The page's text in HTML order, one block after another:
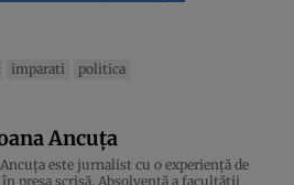
imparati politica
Ancuța
este jurnalist cu o experiență de
în presa scrisă. Absolventă a facultății